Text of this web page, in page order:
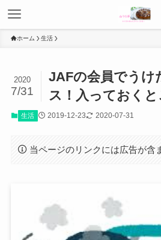
ホーム 生活
JAFの会員でうけ
ス！入っておく
2020
7/31
生活 2019-12-23 2020-07-31
当ページのリンクには広告が含